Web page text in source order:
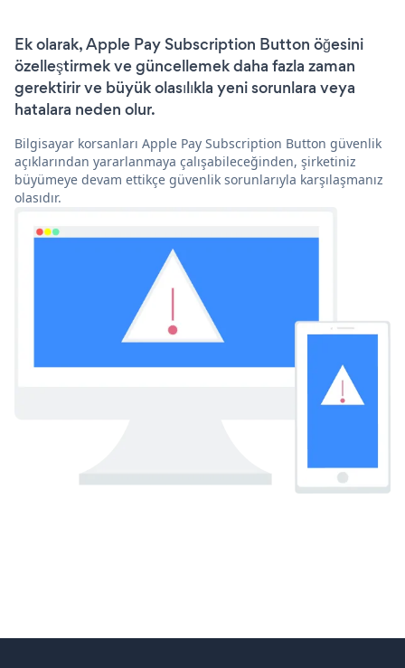
Ek olarak, Apple Pay Subscription Button öğesini
özelleştirmek ve güncellemek daha fazla zaman
gerektirir ve büyük olasılıkla yeni sorunlara veya
hatalara neden olur.
Bilgisayar korsanları Apple Pay Subscription Button güvenlik
açıklarından yararlanmaya çalışabileceğinden, şirketiniz
büyümeye devam ettikçe güvenlik sorunlarıyla karşılaşmanız
olasıdır.